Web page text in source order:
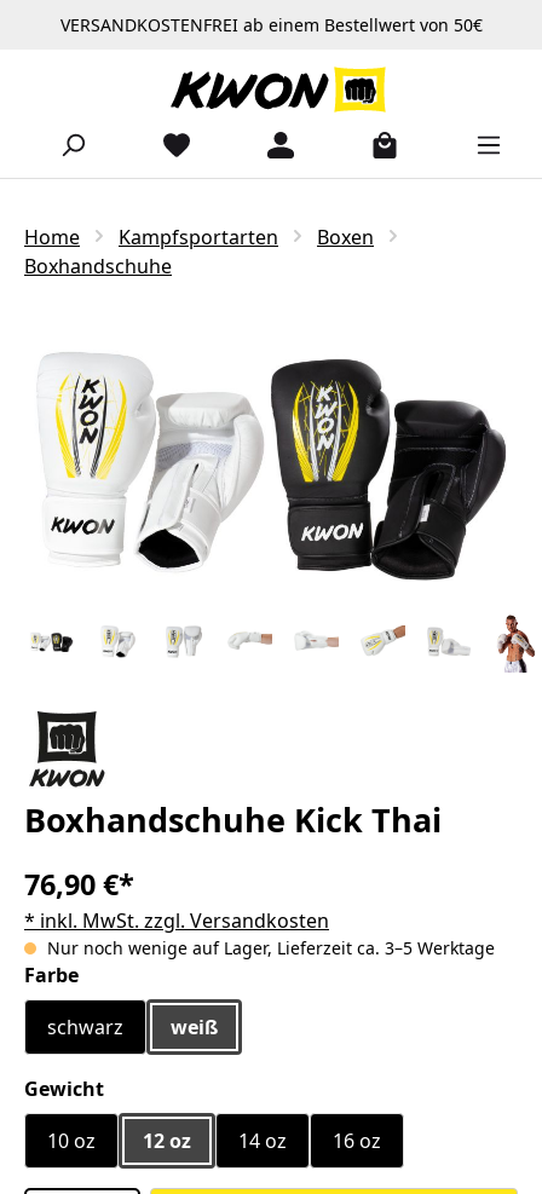
Zum Hauptinhalt springen
VERSANDKOSTENFREI ab einem Bestellwert von 50€
Home Kampfsportarten
Boxen
Boxhandschuhe
Boxhandschuhe Kick Thai
76,90 €*
* inkl. MwSt. zzgl. Versandkosten
Nur noch wenige auf Lager, Lieferzeit ca. 3–5 Werktage
Farbeauswählen
schwarz
weiß
Gewichtauswählen
10 oz
12 oz 14 oz 16 oz